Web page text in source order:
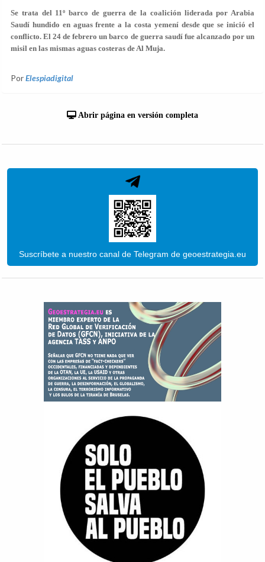
Se trata del 11º barco de guerra de la coalición liderada por Arabia
Saudí hundido en aguas frente a la costa yemení desde que se inició el
conflicto. El 24 de febrero un barco de guerra saudí fue alcanzado por un
misil en las mismas aguas costeras de Al Muja.
PorElespiadigital
Abrir página en versión completa
Suscríbete a nuestro canal de Telegram de geoestrategia.eu